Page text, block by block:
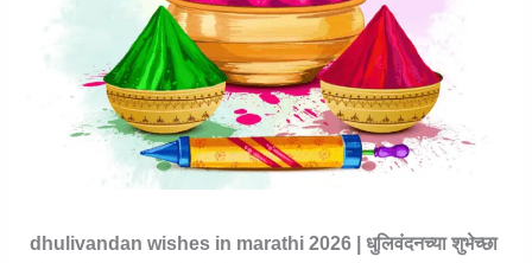
dhulivandan wishes in marathi 2026 | धुलिवंदनच्या शुभेच्छा